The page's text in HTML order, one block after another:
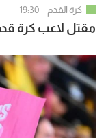
كرة القدم 19:30
مقتل لاعب كرة